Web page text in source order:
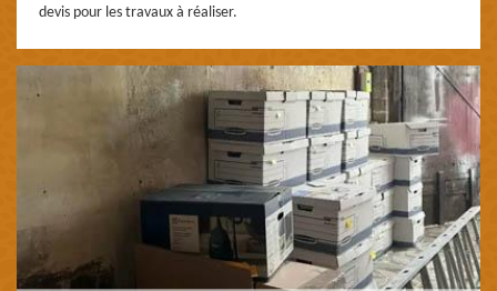
devis pour les travaux à réaliser.